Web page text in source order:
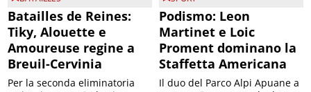
Batailles de Reines:
Tiky, Alouette e
Amoureuse regine a
Breuil-Cervinia
Per la seconda eliminatoria
Podismo: Leon
Martinet e Loic
Proment dominano la
Staffetta Americana
Il duo del Parco Alpi Apuane a